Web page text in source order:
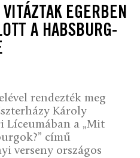
EGERBEN
A HABSBURG-
rendezték meg
Károly
Líceumában a „Mit
című
verseny országos